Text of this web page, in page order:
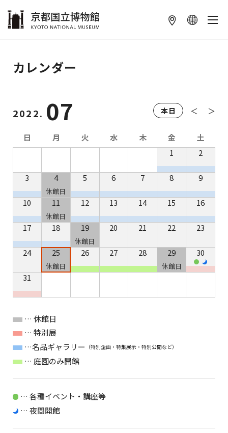
カレンダー
2022. 07 本日 ＜ ＞
日 月 火 水 木 金
土
1
2
3 4
休館日
5 6 7 8 9
10 11
休館日
12 13 14 15 16
17 18 19
休館日
20 21 22 23
24 25
休館日
26 27 28 29
休館日
30
31
… 休館日
… 特別展
…名品ギャラリー
（特別企画・特集展示・特別公開など）
… 庭園のみ開館
… 各種イベント・講座等
… 夜間開館